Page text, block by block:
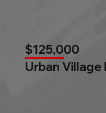
$125,000
Urban Village